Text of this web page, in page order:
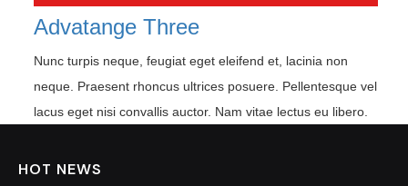
Advatange Three
Nunc turpis neque, feugiat eget eleifend et, lacinia non
neque. Praesent rhoncus ultrices posuere. Pellentesque vel
lacus eget nisi convallis auctor. Nam vitae lectus eu libero.
HOT NEWS